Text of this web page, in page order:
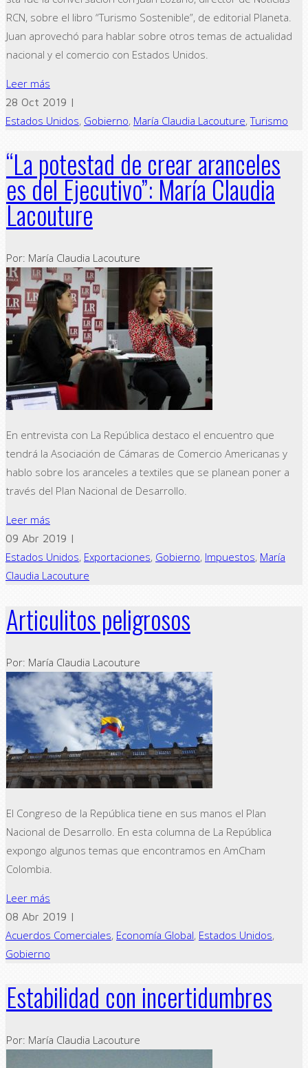
RCN, sobre el libro “Turismo Sostenible”, de editorial Planeta.
Juan aprovechó para hablar sobre otros temas de actualidad
nacional y el comercio con Estados Unidos.
Leer más
28 Oct 2019 |
Estados Unidos, Gobierno, María Claudia Lacouture,Turismo
“La potestad de crear aranceles
es del Ejecutivo”: María Claudia
Lacouture
Por: María Claudia Lacouture
En entrevista con La República destaco el encuentro que
tendrá la Asociación de Cámaras de Comercio Americanas y
hablo sobre los aranceles a textiles que se planean poner a
través del Plan Nacional de Desarrollo.
Leer más
09 Abr 2019 |
Estados Unidos, Exportaciones, Gobierno, Impuestos, María
Claudia Lacouture
Articulitos peligrosos
Por: María Claudia Lacouture
El Congreso de la República tiene en sus manos el Plan
Nacional de Desarrollo. En esta columna de La República
expongo algunos temas que encontramos en AmCham
Colombia.
Leer más
08 Abr 2019 |
Acuerdos Comerciales, Economía Global, Estados Unidos,
Gobierno
Estabilidad con incertidumbres
Por: María Claudia Lacouture